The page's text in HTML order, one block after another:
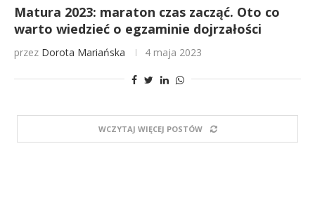
Matura 2023: maraton czas zacząć. Oto co
warto wiedzieć o egzaminie dojrzałości
przez Dorota Mariańska 4 maja 2023
WCZYTAJ WIĘCEJ POSTÓW